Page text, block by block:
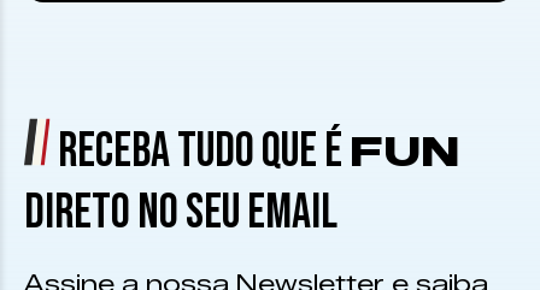
RECEBA TUDO QUE É FUN
DIRETO NO SEU EMAIL